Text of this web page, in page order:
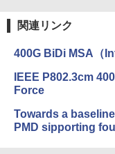
関連リンク
400G BiDi MSA（
IEEE P802.3cm
Force
Towards a
PMD sipporting